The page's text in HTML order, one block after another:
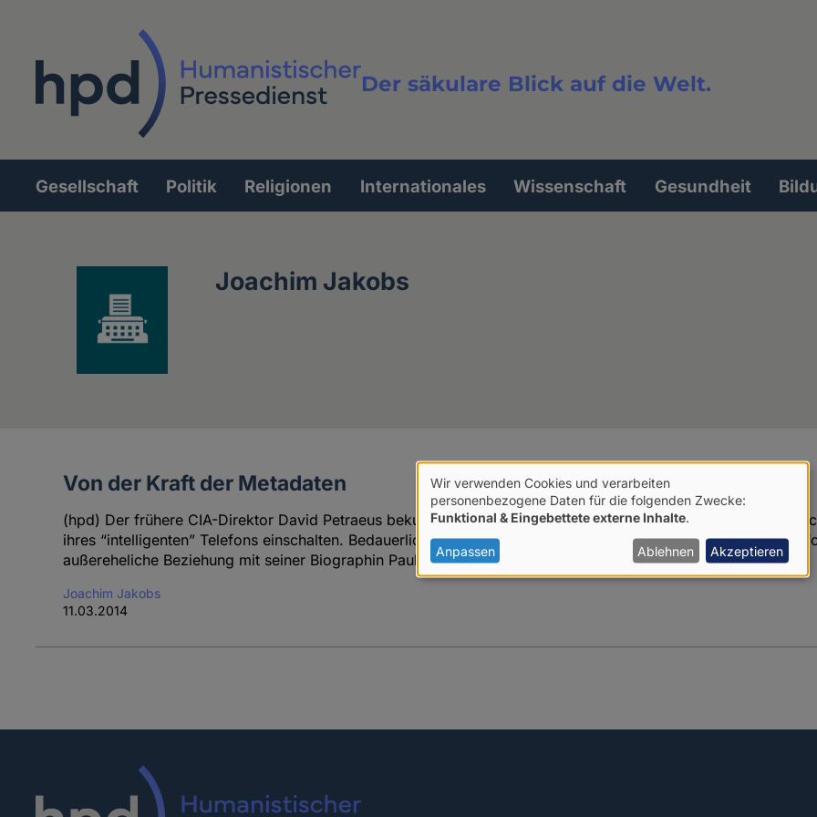
Der säkulare Blick auf die Welt.
Volltextsuche
Hauptnavigation
Gesellschaft Politik Religionen Internationales Wissenschaft Gesundheit
Joachim Jakobs
Artikel
Autoren
Von der Kraft der Metadaten
(hpd) Der frühere CIA-Direktor David Petraeus bekundete 2012 seine Absicht, die Menschen dabei zu
ihres “intelligenten” Telefons einschalten. Bedauerlicherweise muss Petraeus dieses Vergnügen seinem
außereheliche Beziehung mit seiner Biographin Paula Broadwell.
Joachim Jakobs
11.03.2014
Verwendung
von
personenbezogenen
Daten
Wir verwenden Cookies und verarbeiten
personenbezogene Daten für die folgenden Zwecke:
Funktional & Eingebettete externe Inhalte.
Anpassen Ablehnen Akzeptieren